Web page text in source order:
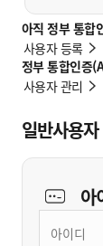
아직 정부 통합
사용자 등록
정부 통합인증
사용자 관리
일반사용
아